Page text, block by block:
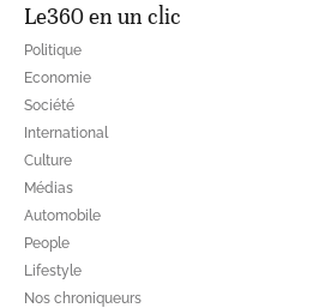
Le360 en un clic
Politique
Economie
Société
International
Culture
Médias
Automobile
People
Lifestyle
Nos chroniqueurs